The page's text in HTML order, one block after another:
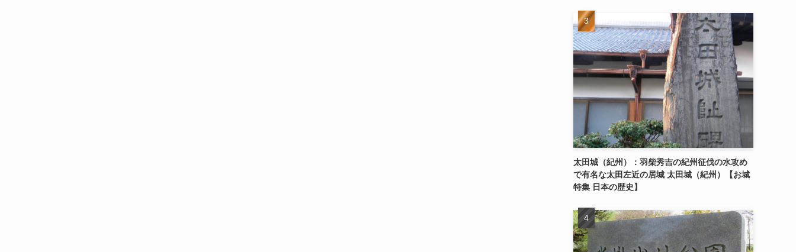
太田城（紀州）：羽柴秀吉の紀州征伐の水攻め
で有名な太田左近の居城 太田城（紀州）【お城
特集 日本の歴史】